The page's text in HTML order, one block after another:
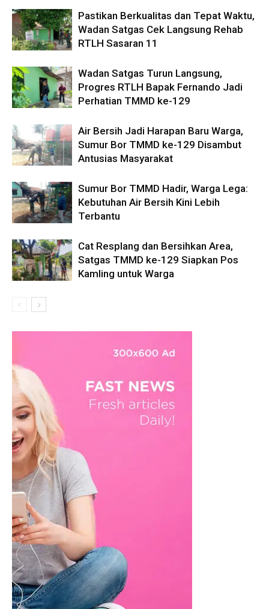
Pastikan Berkualitas dan Tepat Waktu,
Wadan Satgas Cek Langsung Rehab
RTLH Sasaran 11
Wadan Satgas Turun Langsung,
Progres RTLH Bapak Fernando Jadi
Perhatian TMMD ke-129
Air Bersih Jadi Harapan Baru Warga,
Sumur Bor TMMD ke-129 Disambut
Antusias Masyarakat
Sumur Bor TMMD Hadir, Warga Lega:
Kebutuhan Air Bersih Kini Lebih
Terbantu
Cat Resplang dan Bersihkan Area,
Satgas TMMD ke-129 Siapkan Pos
Kamling untuk Warga